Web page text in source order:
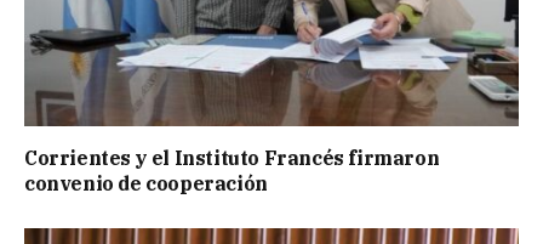
Corrientes y el Instituto Francés firmaron
convenio de cooperación